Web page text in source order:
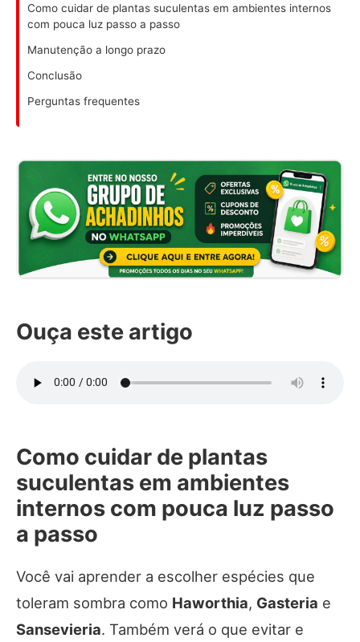
Como cuidar de plantas suculentas em ambientes internos
com pouca luz passo a passo
Manutenção a longo prazo
Conclusão
Perguntas frequentes
Ouça este artigo
Como cuidar de plantas
suculentas em ambientes
internos com pouca luz passo
a passo
Você vai aprender a escolher espécies que
toleram sombra como Haworthia, Gasteria e
Sansevieria. Também verá o que evitar e